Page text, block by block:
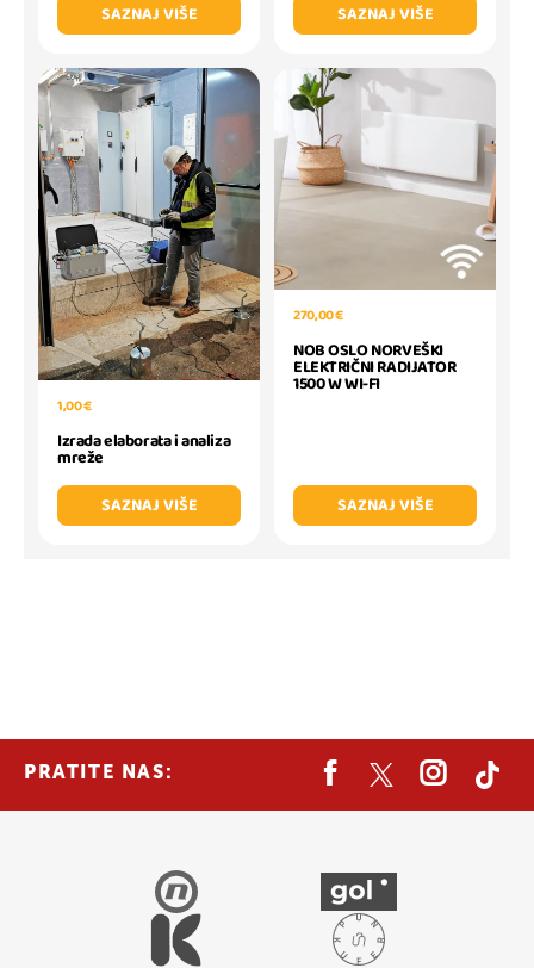
SAZNAJ VIŠE
SAZNAJ VIŠE
1,00 €
Izrada elaborata i analiza
mreže
SAZNAJ VIŠE
270,00 €
NOB OSLO NORVEŠKI
ELEKTRIČNI RADIJATOR
1500 W WI-FI
SAZNAJ VIŠE
PRATITE NAS: